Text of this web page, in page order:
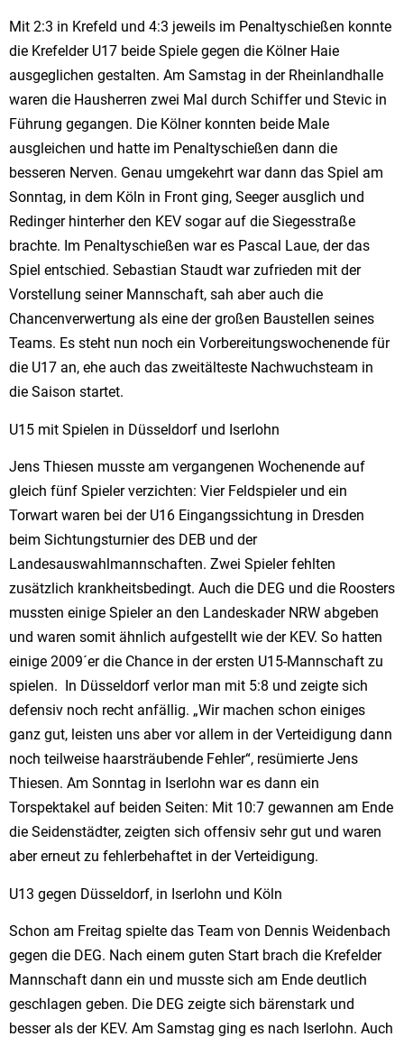
Mit 2:3 in Krefeld und 4:3 jeweils im Penaltyschießen konnte
die Krefelder U17 beide Spiele gegen die Kölner Haie
ausgeglichen gestalten. Am Samstag in der Rheinlandhalle
waren die Hausherren zwei Mal durch Schiffer und Stevic in
Führung gegangen. Die Kölner konnten beide Male
ausgleichen und hatte im Penaltyschießen dann die
besseren Nerven. Genau umgekehrt war dann das Spiel am
Sonntag, in dem Köln in Front ging, Seeger ausglich und
Redinger hinterher den KEV sogar auf die Siegesstraße
brachte. Im Penaltyschießen war es Pascal Laue, der das
Spiel entschied. Sebastian Staudt war zufrieden mit der
Vorstellung seiner Mannschaft, sah aber auch die
Chancenverwertung als eine der großen Baustellen seines
Teams. Es steht nun noch ein Vorbereitungswochenende für
die U17 an, ehe auch das zweitälteste Nachwuchsteam in
die Saison startet.
U15 mit Spielen in Düsseldorf und Iserlohn
Jens Thiesen musste am vergangenen Wochenende auf
gleich fünf Spieler verzichten: Vier Feldspieler und ein
Torwart waren bei der U16 Eingangssichtung in Dresden
beim Sichtungsturnier des DEB und der
Landesauswahlmannschaften. Zwei Spieler fehlten
zusätzlich krankheitsbedingt. Auch die DEG und die Roosters
mussten einige Spieler an den Landeskader NRW abgeben
und waren somit ähnlich aufgestellt wie der KEV. So hatten
einige 2009´er die Chance in der ersten U15-Mannschaft zu
spielen. In Düsseldorf verlor man mit 5:8 und zeigte sich
defensiv noch recht anfällig. „Wir machen schon einiges
ganz gut, leisten uns aber vor allem in der Verteidigung dann
noch teilweise haarsträubende Fehler“, resümierte Jens
Thiesen. Am Sonntag in Iserlohn war es dann ein
Torspektakel auf beiden Seiten: Mit 10:7 gewannen am Ende
die Seidenstädter, zeigten sich offensiv sehr gut und waren
aber erneut zu fehlerbehaftet in der Verteidigung.
U13 gegen Düsseldorf, in Iserlohn und Köln
Schon am Freitag spielte das Team von Dennis Weidenbach
gegen die DEG. Nach einem guten Start brach die Krefelder
Mannschaft dann ein und musste sich am Ende deutlich
geschlagen geben. Die DEG zeigte sich bärenstark und
besser als der KEV. Am Samstag ging es nach Iserlohn. Auch